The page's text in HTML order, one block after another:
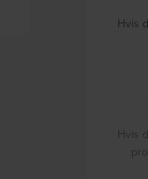
Hvis
Hvis